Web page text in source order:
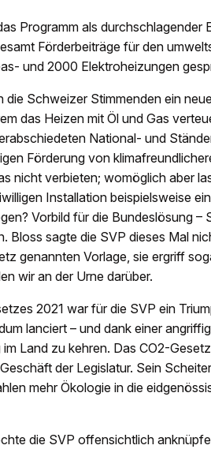
Programm als durchschlagender
Förderbeiträge für den
und 2000 Elektroheizungen
die Schweizer Stimmenden ein
das Heizen mit Öl und Gas
National- und
Förderung von
nicht verbieten; womöglich aber
Installation beispielsweise
Vorbild für die Bundeslösung –
Bloss sagte die SVP dieses Mal
genannten Vorlage, sie ergriff
wir an der Urne darüber.
2021 war für die SVP ein
lanciert – und dank einer
Land zu kehren. Das CO2-
der Legislatur. Sein
mehr Ökologie in die
die SVP offensichtlich